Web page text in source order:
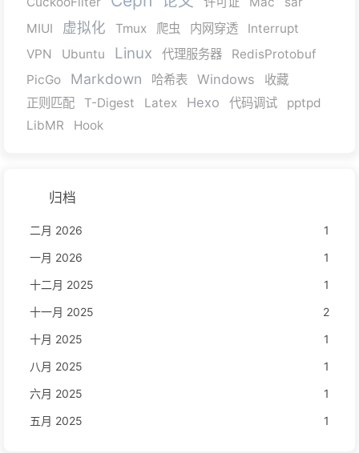
MIUI
虚拟化 Tmux 爬虫 内网穿透
Interrupt
VPN
Ubuntu Linux 代理服务器
RedisProtobuf
PicGo
Markdown 哈希表 Windows
收藏
正则匹配
T-Digest Latex Hexo 代码调试
pptpd
LibMR
Hook
归档
二月 2026
1
一月 2026
1
十二月 2025
1
十一月 2025
2
十月 2025
1
八月 2025
1
六月 2025
1
五月 2025
1